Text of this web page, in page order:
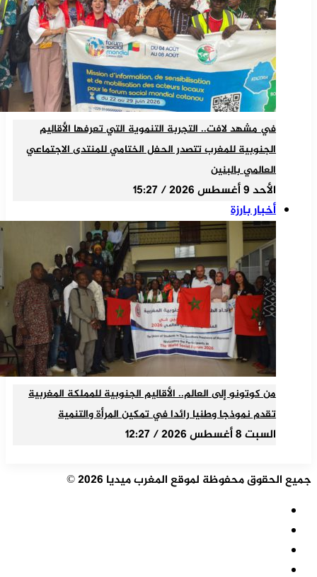
في مشهد لافت.. التجربة التنموية التي تعرفها الأقاليم
الجنوبية للمغرب تتصدر الحفل الختامي للمنتدى الاجتماعي
العالمي بالبنين
الأحد 9 أغسطس 2026 / 15:27
أخبار بارزة
من كوتونو إلى العالم.. الأقاليم الجنوبية للمملكة المغربية
تقدم نموذجا وطنيا رائدا في تمكين المرأة والتنمية
السبت 8 أغسطس 2026 / 12:27
جميع الحقوق محفوظة لموقع المغرب ميديا 2026 ©